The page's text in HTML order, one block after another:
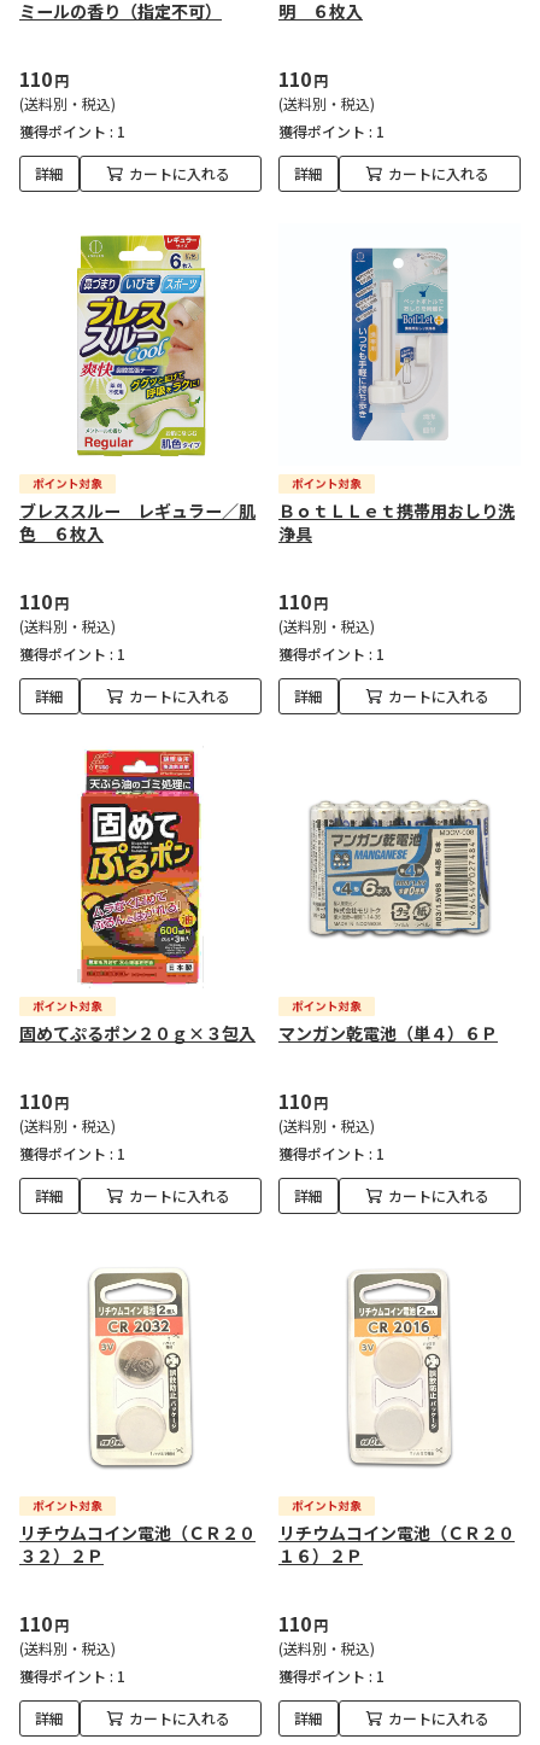
ミールの香り（指定不可）
110円
(送料別・税込)
獲得ポイント : 1
詳細 カートに入れる
明 ６枚入
110円
(送料別・税込)
獲得ポイント : 1
詳細 カートに入れる
ブレススルー レギュラー／肌
色 ６枚入
110円
(送料別・税込)
獲得ポイント : 1
詳細 カートに入れる
ＢｏｔＬＬｅｔ携帯用おしり洗
浄具
110円
(送料別・税込)
獲得ポイント : 1
詳細 カートに入れる
固めてぷるポン２０ｇ×３包入
110円
(送料別・税込)
獲得ポイント : 1
詳細 カートに入れる
マンガン乾電池（単４）６Ｐ
110円
(送料別・税込)
獲得ポイント : 1
詳細 カートに入れる
リチウムコイン電池（ＣＲ２０
３２）２Ｐ
110円
(送料別・税込)
獲得ポイント : 1
詳細 カートに入れる
リチウムコイン電池（ＣＲ２０
１６）２Ｐ
110円
(送料別・税込)
獲得ポイント : 1
詳細 カートに入れる